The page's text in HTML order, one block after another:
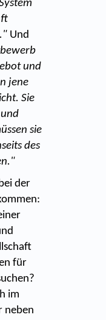
Und
und
jene
Sie
sie
des
der
für
im
neben